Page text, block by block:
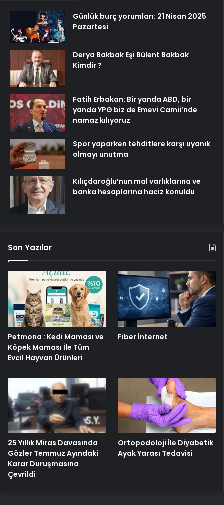
Günlük burç yorumları: 21 Nisan 2025
Pazartesi
Derya Bakbak Eşi Bülent Bakbak
Kimdir ?
Fatih Erbakan: Bir yanda ABD, bir
yanda YPG biz de Emevi Camii’nde
namaz kılıyoruz
Spor yaparken tehditlere karşı uyanık
olmayı unutma
Kılıçdaroğlu’nun mal varlıklarına ve
banka hesaplarına haciz konuldu
Son Yazılar
Petmona : Kedi Maması ve
Köpek Maması İle Tüm
Evcil Hayvan Ürünleri
Fiber İnternet
25 Yıllık Miras Davasında
Gözler Temmuz Ayındaki
Karar Duruşmasına
Çevrildi
Ortopodoloji İle Diyabetik
Ayak Yarası Tedavisi